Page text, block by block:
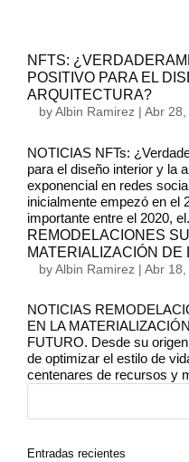
NFTS:
POSITIVO PARA EL
ARQUITECTURA?
byAlbin Ramirez| Abr 28,
NOTICIAS NFTs:
para el diseño interior y la
exponencial en redes
inicialmente empezó en el
importante entre el 2020,
REMODELACIONES
MATERIALIZACIÓN DE
byAlbin Ramirez| Abr 18,
NOTICIAS
EN LA
FUTURO. Desde su
de optimizar el estilo de
centenares de recursos y
Entradas recientes